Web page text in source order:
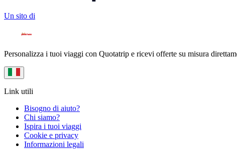
Un sito di
Personalizza i tuoi viaggi con Quotatrip e ricevi offerte su misura
Link utili
Bisogno di aiuto?
Chi siamo?
Ispira i tuoi viaggi
Cookie e privacy
Informazioni legali